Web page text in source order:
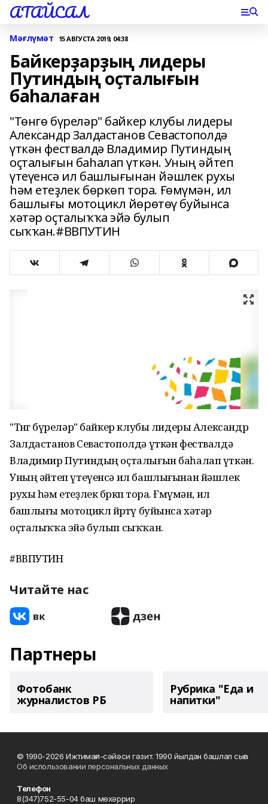
АТАЙСАЛ
Мәғлүмәт 15 АВГУСТА 2019, 04:38
Байкерҙарҙың лидеры
Путиндың оҫталығын
баһалаған
"Төнгө бүреләр" байкер клубы лидеры
Александр Залдастанов Севастополдә
үткән фествалдә Владимир Путиндың
оҫталығын баһалап үткән. Уның әйтеп
үтеүенсә ил башлығынан йәшлек рухы
һәм етеҙлек бөркөп тора. Ғөмүмән, ил
башлығы мотоцикл йөрөтөү буйынса
хәтәр оҫталыҡҡа эйә булып
сыҡҡан.#ВВПУТИН
"Төнгө бүреләр" байкер клубы лидеры Александр
Залдастанов Севастополдә үткән фествалдә
Владимир Путиндың оҫталығын баһалап үткән.
Уның әйтеп үтеүенсә ил башлығынан йәшлек
рухы һәм етеҙлек бөркөп тора. Ғөмүмән, ил
башлығы мотоцикл йөрөтөү буйынса хәтәр
оҫталыҡҡа эйә булып сыҡҡан.
#ВВПУТИН
Читайте нас
Партнеры
Фотобанк
журналистов РБ
Рубрика "Еда и
напитки"
© 1990-2026 Ижтимағи-сәйәси гәзит. 1990 йылдан башлап сыға
Об использовании персональных данных
Телефон
8(347)752-55-04 баш мөхәррир